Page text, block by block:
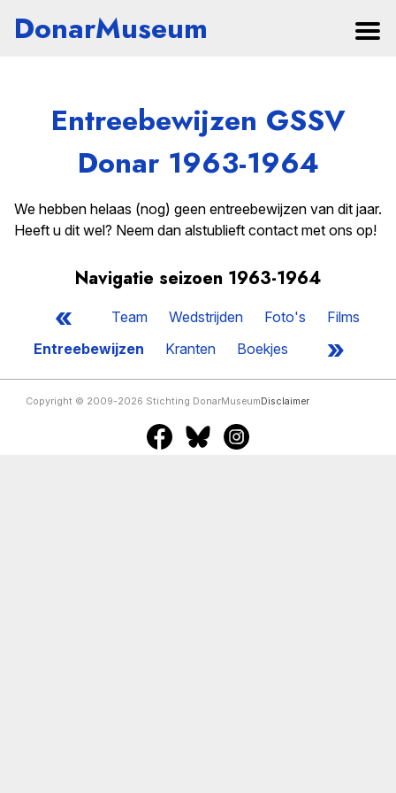
DonarMuseum
Entreebewijzen GSSV
Donar 1963-1964
We hebben helaas (nog) geen entreebewijzen van dit jaar.
Heeft u dit wel? Neem dan alstublieft contact met ons op!
Navigatie seizoen 1963-1964
« Team Wedstrijden Foto's
Films
Entreebewijzen
Kranten Boekjes »
Copyright © 2009-2026 Stichting DonarMuseum Disclaimer